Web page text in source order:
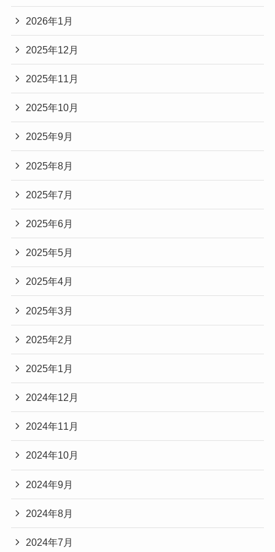
2026年1月
2025年12月
2025年11月
2025年10月
2025年9月
2025年8月
2025年7月
2025年6月
2025年5月
2025年4月
2025年3月
2025年2月
2025年1月
2024年12月
2024年11月
2024年10月
2024年9月
2024年8月
2024年7月